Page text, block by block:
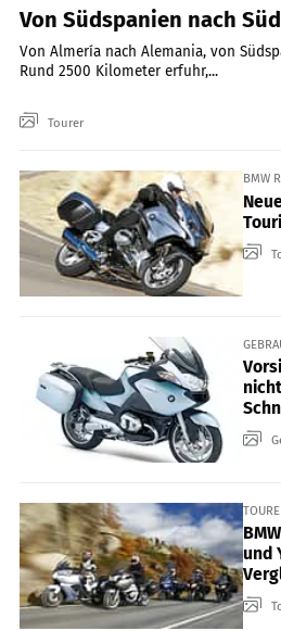
Von Südspanien nach
Von Almería nach Alemania, von
Rund 2500 Kilometer erfuhr,...
Tourer
BMW
und